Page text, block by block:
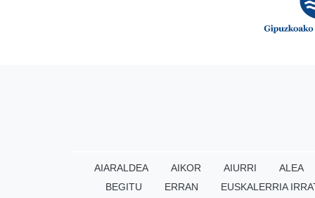
AIARALDEA AIKOR AIURRI ALEA
BEGITU
ERRAN EUSKALERRIA